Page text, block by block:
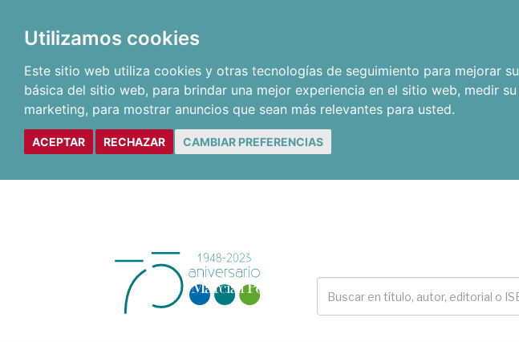
Utilizamos cookies
Este sitio web utiliza cookies y otras tecnologías de seguimiento para mejorar
básica del sitio web, para brindar una mejor experiencia en el sitio web, medir
marketing, para mostrar anuncios que sean más relevantes para usted.
ACEPTAR RECHAZAR CAMBIAR PREFERENCIAS